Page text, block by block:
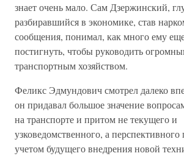
знает очень мало. Сам Дзержинский,
разбиравшийся в экономике, став
сообщения, понимал, как много ему
постигнуть, чтобы руководить
транспортным хозяйством.
Феликс Эдмундович смотрел далеко
он придавал большое значение
на транспорте и притом не текущего и
узковедомственного, а
учетом будущего внедрения новой